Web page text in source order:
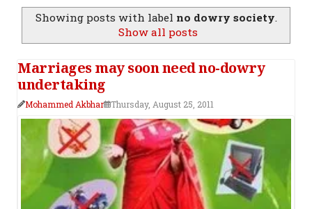
Showing posts with label no dowry society.
Show all posts
Marriages may soon need no-dowry
undertaking
Mohammed Akbhar Thursday, August 25, 2011